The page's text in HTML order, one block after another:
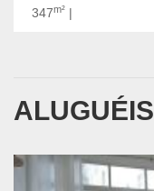
347m² |
ALUGUÉIS